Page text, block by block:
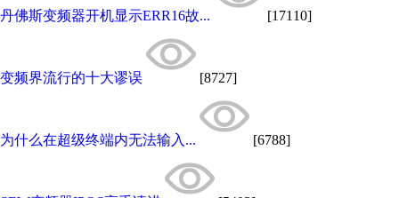
丹佛斯变频器开机显示ERR16故... [17110]
变频界流行的十大谬误 [8727]
为什么在超级终端内无法输入... [6788]